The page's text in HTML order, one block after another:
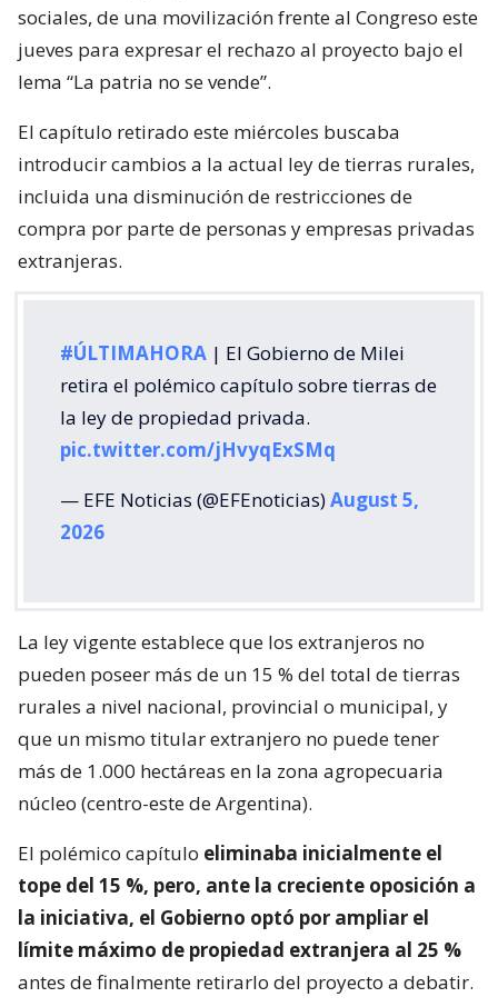
sociales, de una movilización frente al Congreso este
jueves para expresar el rechazo al proyecto bajo el
lema “La patria no se vende”.
El capítulo retirado este miércoles buscaba
introducir cambios a la actual ley de tierras rurales,
incluida una disminución de restricciones de
compra por parte de personas y empresas privadas
extranjeras.
#ÚLTIMAHORA | El Gobierno de Milei
retira el polémico capítulo sobre tierras de
la ley de propiedad privada.
pic.twitter.com/jHvyqExSMq
— EFE Noticias (@EFEnoticias)August 5,
2026
La ley vigente establece que los extranjeros no
pueden poseer más de un 15 % del total de tierras
rurales a nivel nacional, provincial o municipal, y
que un mismo titular extranjero no puede tener
más de 1.000 hectáreas en la zona agropecuaria
núcleo (centro-este de Argentina).
El polémico capítulo eliminaba inicialmente el
tope del 15 %, pero, ante la creciente oposición a
la iniciativa, el Gobierno optó por ampliar el
límite máximo de propiedad extranjera al 25 %
antes de finalmente retirarlo del proyecto a debatir.